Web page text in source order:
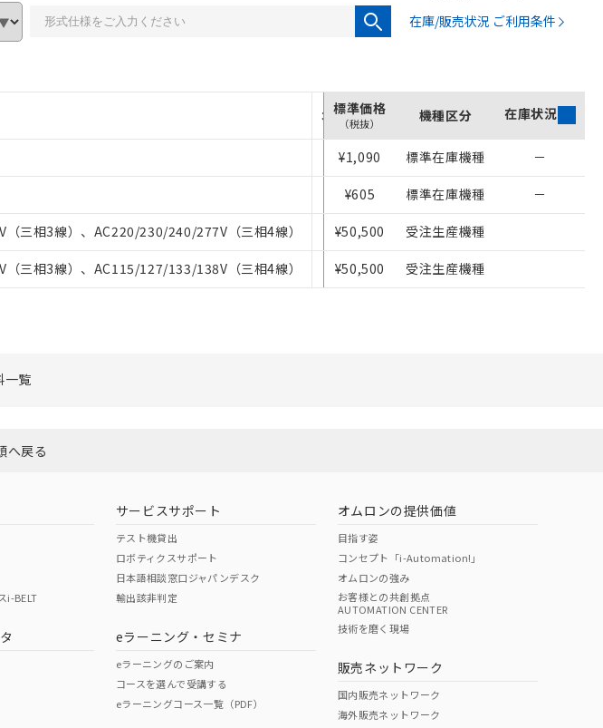
在庫/販売状況 ご利用条件
オンライン価格
標準価格
（税抜） 機種区分 在庫状況
¥1,190
¥1,090 標準在庫機種 －
¥660
¥605 標準在庫機種 －
三相3線）、AC220/230/240/277V（三相4線） ¥55,550
¥50,500 受注生産機種
三相3線）、AC115/127/133/138V（三相4線） ¥55,550
¥50,500 受注生産機種
一覧
へ戻る
i-BELT
サービスサポート
テスト機貸出
ロボティクスサポート
日本語相談窓口ジャパンデスク
輸出該非判定
eラーニング・セミナ
eラーニングのご案内
コースを選んで受講する
eラーニングコース一覧（PDF）
オムロンの提供価値
目指す姿
コンセプト「i-Automation!」
オムロンの強み
お客様との共創拠点
AUTOMATION CENTER
技術を磨く現場
販売ネットワーク
国内販売ネットワーク
海外販売ネットワーク
お取引先、またはお客様担当のオムロン制御
いない機種
。
庫状況および標準価格(税抜)を提供させていただ
象外となる商品もあることをご了承ください。
価格とは異なる場合があることをご了承くださ
第三者に漏洩または開示しないようお願いしま
用いただくには、I-Webメンバーズにご登録され
品リストについて、当社および当社の共同利用者
関して"
の「1.共同利用者の範囲」に記載されて